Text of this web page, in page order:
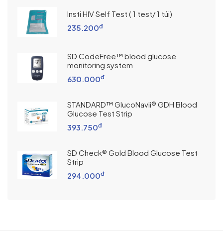
Insti HIV Self Test ( 1 test/ 1 túi)
235.200đ
SD CodeFree™ blood glucose
monitoring system
630.000đ
STANDARD™ GlucoNavii® GDH Blood
Glucose Test Strip
393.750đ
SD Check® Gold Blood Glucose Test
Strip
294.000đ